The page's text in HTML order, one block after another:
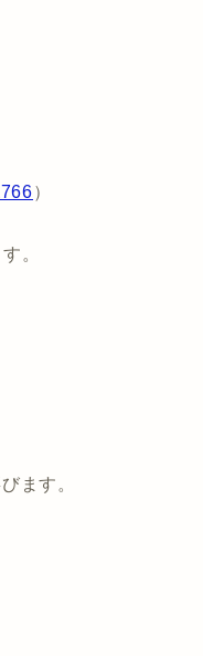
）
。
ます。